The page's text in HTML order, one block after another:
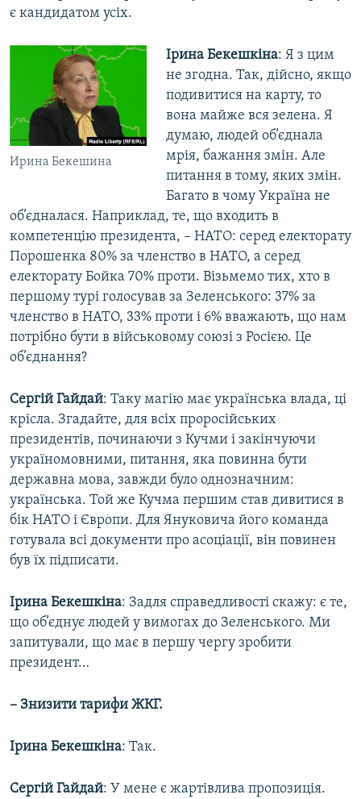
є кандидатом усіх.
Ирина Бекешина
Ірина Бекешкіна: Я з цим
не згодна. Так, дійсно, якщо
подивитися на карту, то
вона майже вся зелена. Я
думаю, людей об’єднала
мрія, бажання змін. Але
питання в тому, яких змін.
Багато в чому Україна не
об’єдналася. Наприклад, те, що входить в
компетенцію президента, – НАТО: серед електорату
Порошенка 80% за членство в НАТО, а серед
електорату Бойка 70% проти. Візьмемо тих, хто в
першому турі голосував за Зеленського: 37% за
членство в НАТО, 33% проти і 6% вважають, що нам
потрібно бути в військовому союзі з Росією. Це
об’єднання?
Сергій Гайдай: Таку магію має українська влада, ці
крісла. Згадайте, для всіх проросійських
президентів, починаючи з Кучми і закінчуючи
україномовними, питання, яка повинна бути
державна мова, завжди було однозначним:
українська. Той же Кучма першим став дивитися в
бік НАТО і Європи. Для Януковича його команда
готувала всі документи про асоціації, він повинен
був їх підписати.
Ірина Бекешкіна: Задля справедливості скажу: є те,
що об’єднує людей у вимогах до Зеленського. Ми
запитували, що має в першу чергу зробити
президент…
– Знизити тарифи ЖКГ.
Ірина Бекешкіна: Так.
Сергій Гайдай: У мене є жартівлива пропозиція.